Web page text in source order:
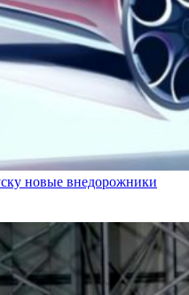
новые внедорожники